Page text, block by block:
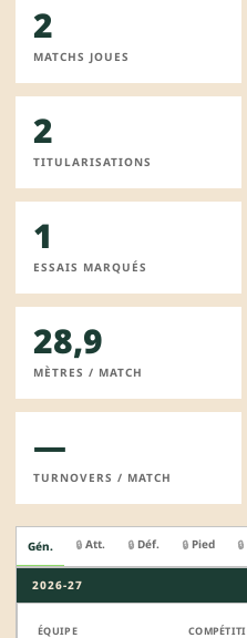
2
MATCHS JOUES
2
TITULARISATIONS
1
ESSAIS MARQUÉS
28,9
MÈTRES / MATCH
—
TURNOVERS / MATCH
Gén. 🔒 Att. 🔒 Déf. 🔒 Pied 🔒
2026-27